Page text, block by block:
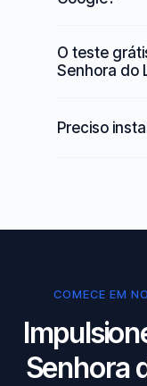
O teste
Senhora do
Preciso
COMECE EM
Senhora